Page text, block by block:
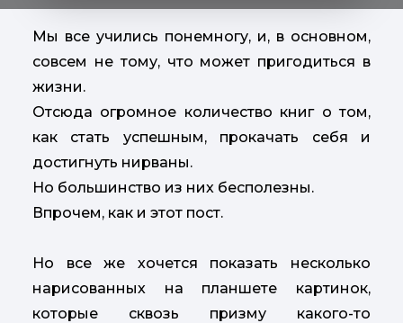
Мы все учились понемногу, и, в основном,
совсем не тому, что может пригодиться в
жизни.
Отсюда огромное количество книг о том,
как стать успешным, прокачать себя и
достигнуть нирваны.
Но большинство из них бесполезны.
Впрочем, как и этот пост.
Но все же хочется показать несколько
нарисованных на планшете картинок,
которые сквозь призму какого-то